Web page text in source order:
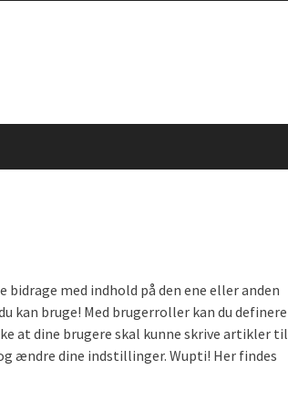
bidrage med indhold på den ene eller anden
kan bruge! Med brugerroller kan du definere
at dine brugere skal kunne skrive artikler til
ændre dine indstillinger. Wupti! Her findes